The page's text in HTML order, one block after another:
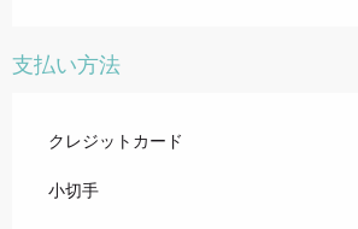
支払い方法
クレジットカード
小切手